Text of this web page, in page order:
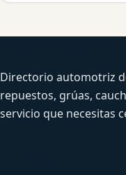
Directorio automotriz
repuestos, grúas,
servicio que necesitas